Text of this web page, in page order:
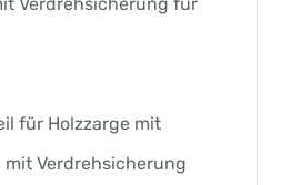
für Holzzarge mit
mit Verdrehsicherung